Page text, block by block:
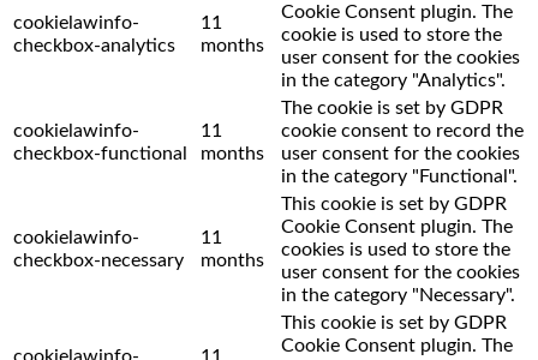
cookielawinfo-
checkbox-analytics
11
months
Cookie Consent plugin. The
cookie is used to store the
user consent for the cookies
in the category "Analytics".
cookielawinfo-
checkbox-functional
11
months
The cookie is set by GDPR
cookie consent to record the
user consent for the cookies
in the category "Functional".
cookielawinfo-
checkbox-necessary
11
months
This cookie is set by GDPR
Cookie Consent plugin. The
cookies is used to store the
user consent for the cookies
in the category "Necessary".
This cookie is set by GDPR
Cookie Consent plugin. The